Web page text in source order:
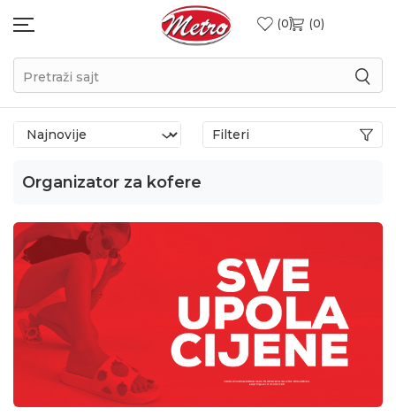
0 0
Pretraži sajt
Organizator za kofere
Filteri